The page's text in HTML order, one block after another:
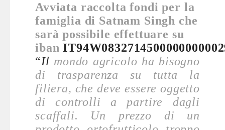
Avviata raccolta fondi per la
famiglia di Satnam Singh che
sarà possibile effettuare su
iban
“Il mondo agricolo ha bisogno
di trasparenza su tutta la
filiera, che deve essere oggetto
di controlli a partire dagli
scaffali. Un prezzo di un